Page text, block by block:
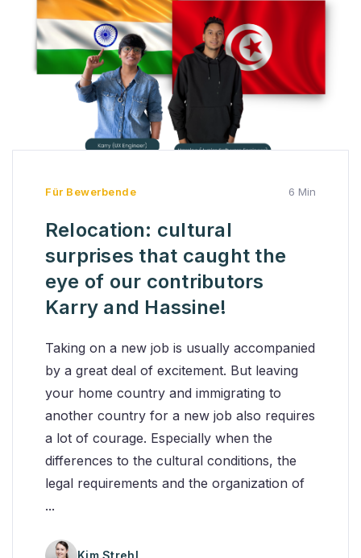
Für Bewerbende 6 Min
Relocation: cultural
surprises that caught the
eye of our contributors
Karry and Hassine!
Taking on a new job is usually accompanied
by a great deal of excitement. But leaving
your home country and immigrating to
another country for a new job also requires
a lot of courage. Especially when the
differences to the cultural conditions, the
legal requirements and the organization of
...
Kim Strehl